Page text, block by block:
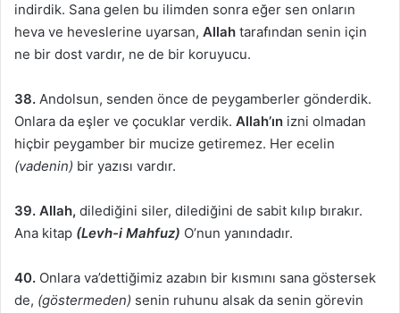
indirdik. Sana gelen bu ilimden sonra eğer sen onların
heva ve heveslerine uyarsan, Allah tarafından senin için
ne bir dost vardır, ne de bir koruyucu.
38. Andolsun, senden önce de peygamberler gönderdik.
Onlara da eşler ve çocuklar verdik. Allah’ın izni olmadan
hiçbir peygamber bir mucize getiremez. Her ecelin
(vadenin) bir yazısı vardır.
39. Allah, dilediğini siler, dilediğini de sabit kılıp bırakır.
Ana kitap (Levh-i Mahfuz) O’nun yanındadır.
40. Onlara va’dettiğimiz azabın bir kısmını sana göstersek
de, (göstermeden) senin ruhunu alsak da senin görevin